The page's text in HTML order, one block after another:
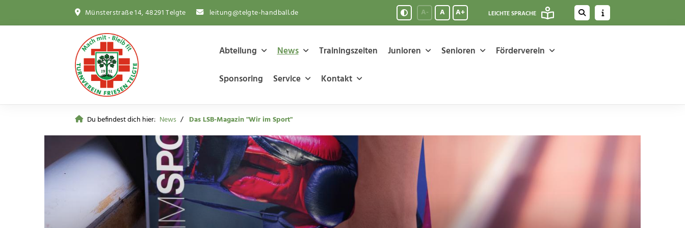
Münsterstraße 14, 48291 Telgte leitung@telgte-handball.de A- A A+ LEICHTE SPRACHE
Abteilung News Trainingszeiten Junioren Senioren Förderverein
Sponsoring Service Kontakt
Du befindest dich hier: News Das LSB-Magazin "Wir im Sport"